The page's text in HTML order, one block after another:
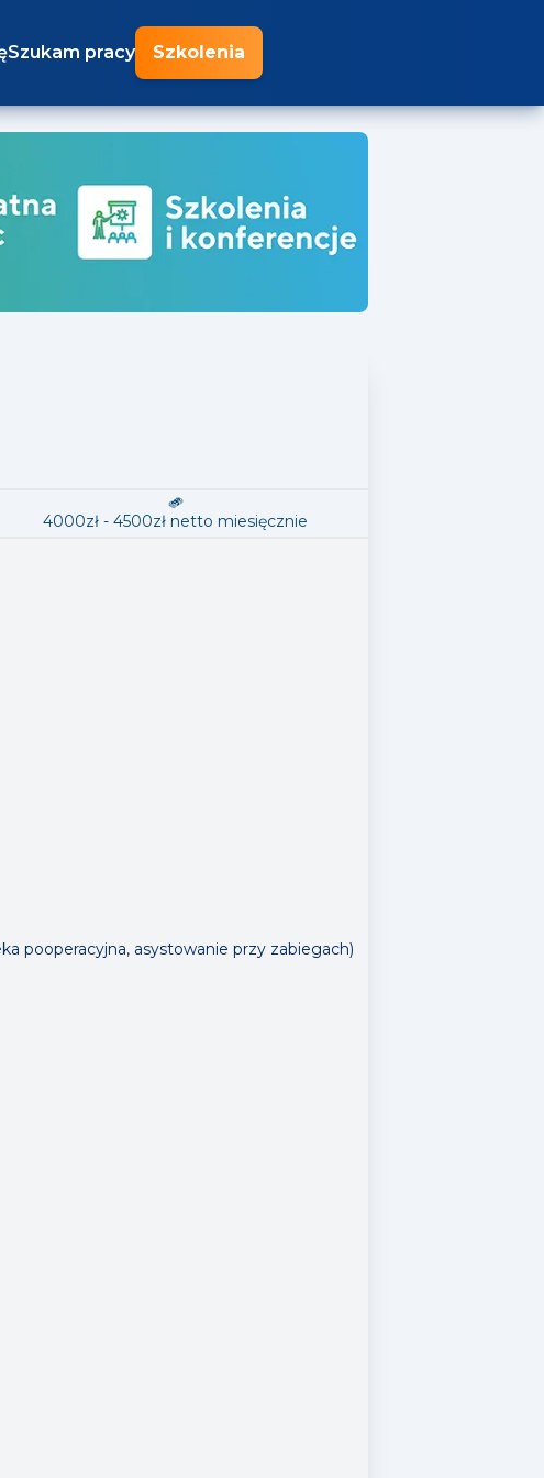
Szukam pracy Szkolenia
4000zł - 4500zł netto miesięcznie
pooperacyjna, asystowanie przy zabiegach)